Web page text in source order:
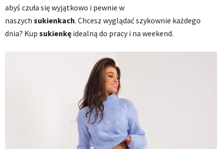
abyś czuła się wyjątkowo i pewnie w
naszych sukienkach. Chcesz wyglądać szykownie każdego
dnia? Kup sukienkę idealną do pracy i na weekend.